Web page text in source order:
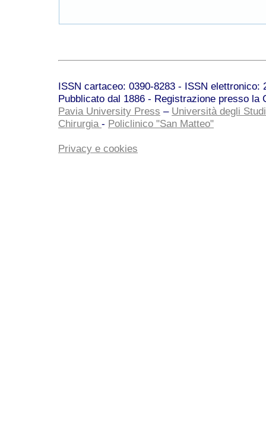
ISSN cartaceo: 0390-8283 - ISSN
Pubblicato dal 1886 - Registrazione presso la
Pavia University Press – Università degli
Chirurgia - Policlinico "San Matteo"
Privacy e cookies